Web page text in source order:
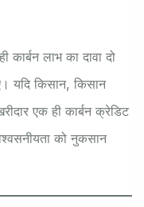
कार्बन लाभ का दावा दो
यदि किसान, किसान
एक ही कार्बन क्रेडिट
को नुकसान